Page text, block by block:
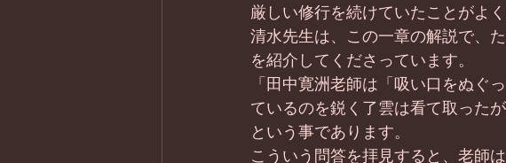
厳しい修行を続けていたことがよく
清水先生は、この一章の解説で、
を紹介してくださっています。
「田中寛洲老師は「吸い口をぬぐ
ているのを鋭く了雲は看て取った
という事であります。
こういう問答を拝見すると、老師